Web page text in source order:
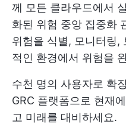
께 모든 클라우드에서
화된 위험 중앙 집중화
위험을 식별, 모니터링,
적인 환경에서 위험을
수천 명의 사용자로 확
GRC 플랫폼으로 현재
고 미래를 대비하세요.